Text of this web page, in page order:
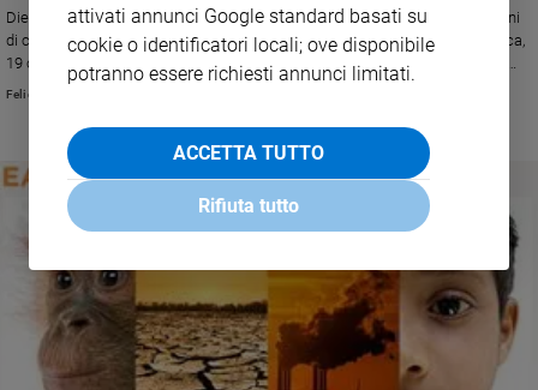
Dieci piattaforme che già estraggono oro nero. Ma anche 202 concessioni
di coltivazione, 117 permessi di ricerca, 109 istanze di permesso di ricerca,
19 concessioni di coltivazione, 3 istanze di prospezione. Le associazioni
ambientaliste dicono basta alle trivelle nelle nostre acque.
Felice D'Agostini
attivati annunci Google standard basati su
cookie o identificatori locali; ove disponibile
potranno essere richiesti annunci limitati.
ACCETTA TUTTO
Rifiuta tutto